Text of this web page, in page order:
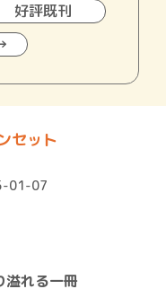
好評既刊
セット
01-07
溢れる一冊